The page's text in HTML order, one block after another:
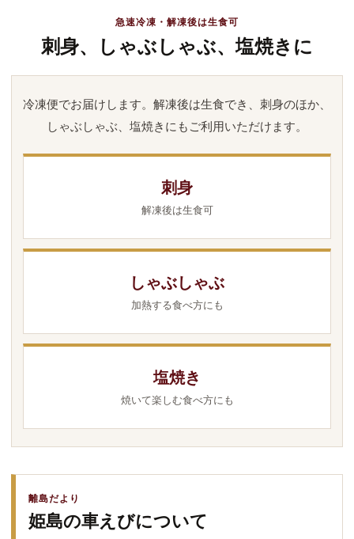
急速冷凍・解凍後は生食可
刺身、しゃぶしゃぶ、塩焼きに
冷凍便でお届けします。解凍後は生食でき、刺身のほか、
しゃぶしゃぶ、塩焼きにもご利用いただけます。
刺身
解凍後は生食可
しゃぶしゃぶ
加熱する食べ方にも
塩焼き
焼いて楽しむ食べ方にも
離島だより
姫島の車えびについて